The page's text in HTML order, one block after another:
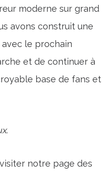
moderne sur grand
avons construit une
le prochain
et de continuer à
base de fans et
.
notre page des